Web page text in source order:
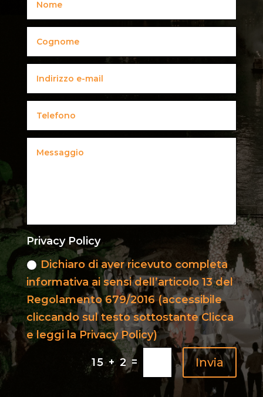
Privacy Policy
Dichiaro di aver ricevuto completa
informativa ai sensi dell’articolo 13 del
Regolamento 679/2016 (accessibile
cliccando sul testo sottostante Clicca
e leggi la Privacy Policy)
15 + 2= Invia